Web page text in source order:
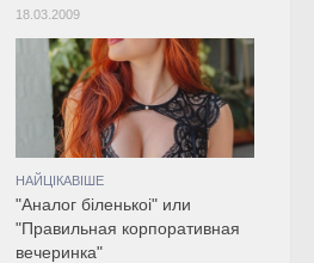
18.03.2009
НАЙЦІКАВІШЕ
"Аналог бiленькоi" или
"Правильная корпоративная
вечеринка"